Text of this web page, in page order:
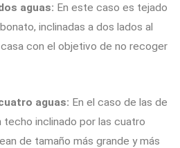
aguas: En este caso es tejado
inclinadas a dos lados al
con el objetivo de no recoger
aguas: En el caso de las de
inclinado por las cuatro
de tamaño más grande y más